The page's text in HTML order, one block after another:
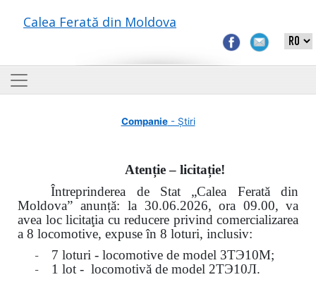
Calea Ferată din Moldova
Companie- Știri
Atenție – licitație!
Întreprinderea de Stat „Calea Ferată din
Moldova” anunță: la 30.06.2026, ora 09.00, va
avea loc licitaţia cu reducere privind comercializarea
a 8 locomotive, expuse în 8 loturi, inclusiv:
- 7 loturi - locomotive de model 3ТЭ10М;
- 1 lot - locomotivă de model 2ТЭ10Л.